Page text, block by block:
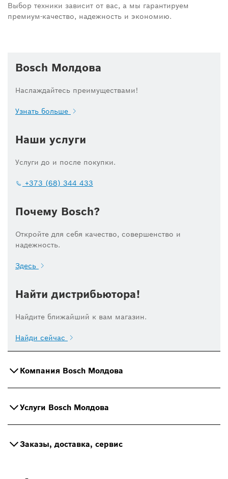
Выбор техники зависит от вас, а мы гарантируем
премиум-качество, надежность и экономию.
Bosch Молдова
Наслаждайтесь преимуществами!
Узнать больше
Наши услуги
Услуги до и после покупки.
+373 (68) 344 433
Почему Bosch?
Откройте для себя качество, совершенство и
надежность.
Здесь
Найти дистрибьютора!
Найдите ближайший к вам магазин.
Найди сейчас
Компания Bosch Молдова
Услуги Bosch Молдова
Заказы, доставка, сервис